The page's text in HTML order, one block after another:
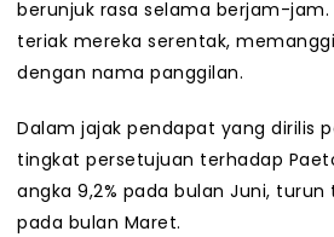
berunjuk rasa selama berjam-jam.
teriak mereka serentak,
dengan nama panggilan.
Dalam jajak pendapat yang dirilis
tingkat persetujuan terhadap
angka 9,2% pada bulan Juni, turun
pada bulan Maret.